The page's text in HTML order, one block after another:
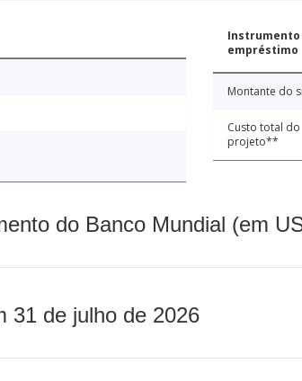
Instrumento
empréstimo
Montante do
Custo total do
projeto**
do Banco Mundial (em
31 de julho de 2026